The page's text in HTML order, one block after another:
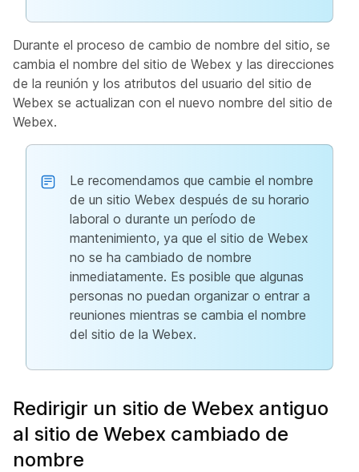
Durante el proceso de cambio de nombre del sitio, se
cambia el nombre del sitio de Webex y las direcciones
de la reunión y los atributos del usuario del sitio de
Webex se actualizan con el nuevo nombre del sitio de
Webex.
Le recomendamos que cambie el nombre
de un sitio Webex después de su horario
laboral o durante un período de
mantenimiento, ya que el sitio de Webex
no se ha cambiado de nombre
inmediatamente. Es posible que algunas
personas no puedan organizar o entrar a
reuniones mientras se cambia el nombre
del sitio de la Webex.
Redirigir un sitio de Webex antiguo
al sitio de Webex cambiado de
nombre